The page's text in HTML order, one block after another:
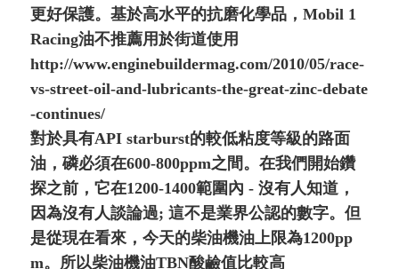
更好保護。基於高水平的抗磨化學品，Mobil 1
Racing油不推薦用於街道使用
http://www.enginebuildermag.com/2010/05/race-
vs-street-oil-and-lubricants-the-great-zinc-debate
-continues/
對於具有API starburst的較低粘度等級的路面
油，磷必須在600-800ppm之間。在我們開始鑽
探之前，它在1200-1400範圍內 - 沒有人知道，
因為沒有人談論過; 這不是業界公認的數字。但
是從現在看來，今天的柴油機油上限為1200pp
m。所以柴油機油TBN酸鹼值比較高